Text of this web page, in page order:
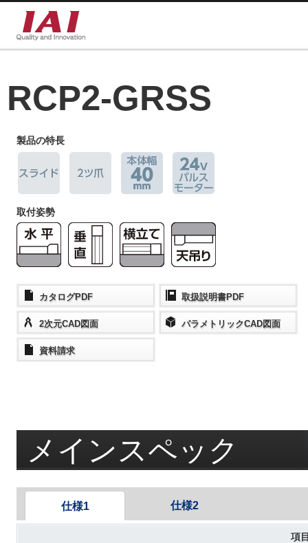
RCP2-GRSS
製品の特長
取付姿勢
カタログPDF
2次元CAD図面
資料請求
取扱説明書PDF
パラメトリックCAD図面
メインスペック
仕様1
項
仕様2